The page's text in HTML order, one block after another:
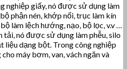
nghiệp giấy, nó được sử dụng làm
phận nén, khớp nối, trục làm kín
làm lệch hướng, nạo, bộ lọc, v.v …
tải, nó được sử dụng làm phễu, silo
liệu dạng bột. Trong công nghiệp
máy bơm, van, vách ngăn và